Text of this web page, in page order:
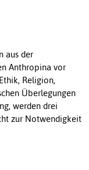
aus der
Anthropina vor
Religion,
Überlegungen
werden drei
zur Notwendigkeit